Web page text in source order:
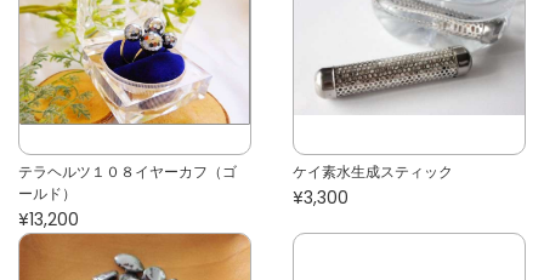
テラヘルツ１０８イヤーカフ（ゴ
ールド）
¥13,200
ケイ素水生成スティック
¥3,300